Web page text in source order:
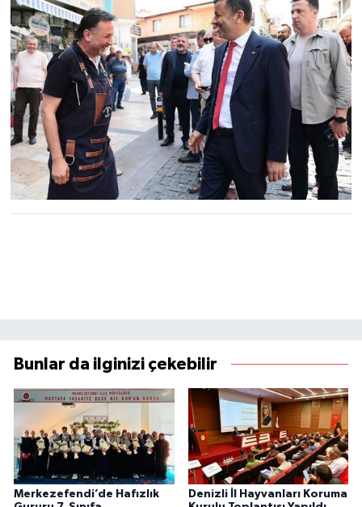
Bunlar da ilginizi çekebilir
Merkezefendi’de Hafızlık
Denizli İl Hayvanları Koruma